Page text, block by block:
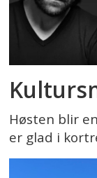
Høsten blir
er glad i